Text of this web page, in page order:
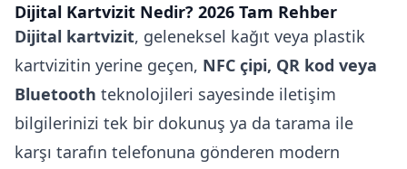
Dijital Kartvizit Nedir? 2026 Tam Rehber
Dijital kartvizit, geleneksel kağıt veya plastik
kartvizitin yerine geçen, NFC çipi, QR kod veya
Bluetooth teknolojileri sayesinde iletişim
bilgilerinizi tek bir dokunuş ya da tarama ile
karşı tarafın telefonuna gönderen modern